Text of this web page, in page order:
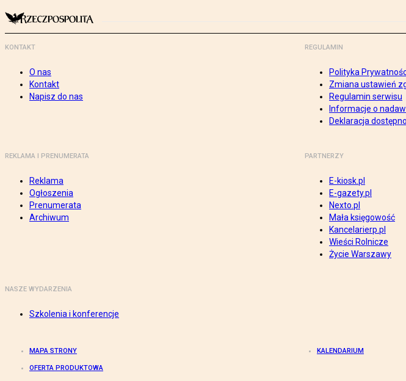
KONTAKT
O nas
Kontakt
Napisz do nas
REGULAMIN
Polityka
Zmiana ustawień
Regulamin serwisu
Informacje o
Deklaracja
REKLAMA I PRENUMERATA
Reklama
Ogłoszenia
Prenumerata
Archiwum
PARTNERZY
E-kiosk.pl
E-gazety.pl
Nexto.pl
Mała księgowość
Kancelarierp.pl
Wieści Rolnicze
Życie Warszawy
NASZE WYDARZENIA
Szkolenia i konferencje
MAPA STRONY KALENDARIUM
OFERTA PRODUKTOWA